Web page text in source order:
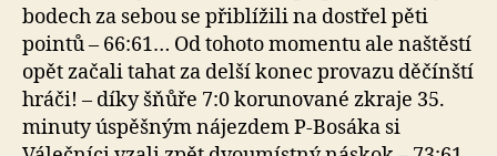
bodech za sebou se přiblížili na dostřel pěti
pointů – 66:61… Od tohoto momentu ale naštěstí
opět začali tahat za delší konec provazu děčínští
hráči! – díky šňůře 7:0 korunované zkraje 35.
minuty úspěšným nájezdem P-Bosáka si